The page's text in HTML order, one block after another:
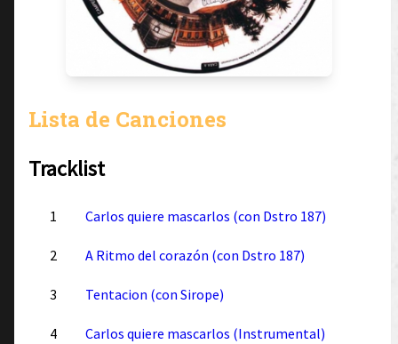
Lista de Canciones
Tracklist
1 Carlos quiere mascarlos (con Dstro 187)
2 A Ritmo del corazón (con Dstro 187)
3 Tentacion (con Sirope)
4 Carlos quiere mascarlos (Instrumental)